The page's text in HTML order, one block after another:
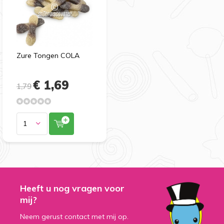
Zure Tongen COLA
1,79€ 1,69
Heeft u nog vragen voor
mij?
Neem gerust contact met mij op.